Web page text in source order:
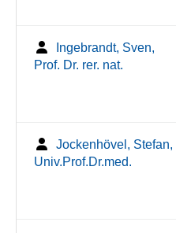
Ingebrandt, Sven,
Prof. Dr. rer. nat.
Jockenhövel, Stefan,
Univ.Prof.Dr.med.